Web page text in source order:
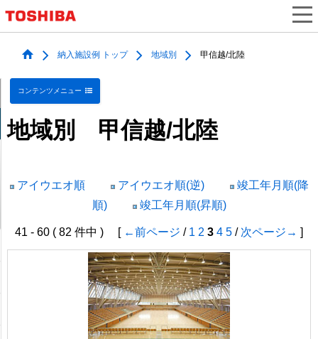
納入施設例 トップ 地域別 甲信越/北陸
コンテンツメニュー
地域別 甲信越/北陸
アイウエオ順 アイウエオ順(逆)
竣工年月順(降
順)
竣工年月順(昇順)
41 - 60 ( 82 件中 ) [ ←前ページ / 1 2 3 4 5 / 次ページ→ ]